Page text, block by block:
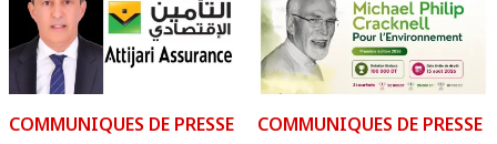
COMMUNIQUES DE PRESSE
COMMUNIQUES DE PRESSE